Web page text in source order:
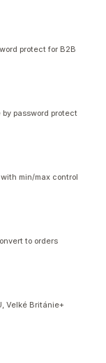
protect for B2B
password protect
min/max control
to orders
Velké Británie+